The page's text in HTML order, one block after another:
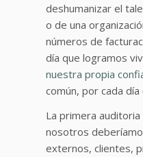
deshumanizar el
o de una
números de
día que logramos
nuestra propia
común, por cada
La primera
nosotros
externos, clientes,